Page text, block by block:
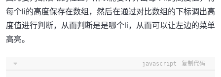
每个li的高度保存在数组，然后在通过对比数组的下标调出高
度值进行判断，从而判断是是哪个li，从而可以让左边的菜单
高亮。
javascript 复制代码